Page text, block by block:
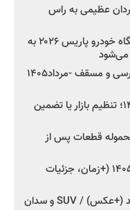
عظیمی به راس
چینی‌ها به قلب اروپا رسیدند؛ نمایشگاه خودرو پاریس ۲۰۲۶ به
می‌شود
شروع فروش اقساطی زامیاد EX کمپرسی و مسقف -مرداد۱۴۰۵
راز واردات ۷۵ هزار خودرو در سال ۱۴۰۵؛ تنظیم بازار یا تضمین
قطعات پس از
شروع فروش کوییک S سایپا -مرداد ۱۴۰۵ (+زمان، جزئیات
کرمان موتور به دنبال ۲ محصول جدید (+عکس) / SUV و سدان